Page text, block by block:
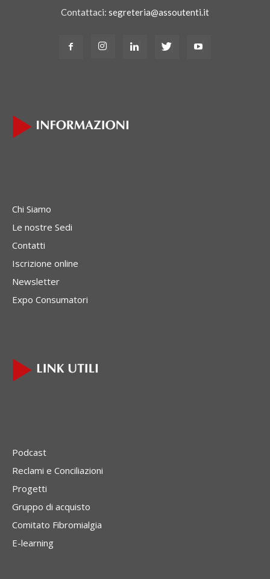
Contattaci: segreteria@assoutenti.it
Chi Siamo
Le nostre Sedi
Contatti
Iscrizione online
Newsletter
Expo Consumatori
Podcast
Reclami e Conciliazioni
Progetti
Gruppo di acquisto
Comitato Fibromialgia
E-learning